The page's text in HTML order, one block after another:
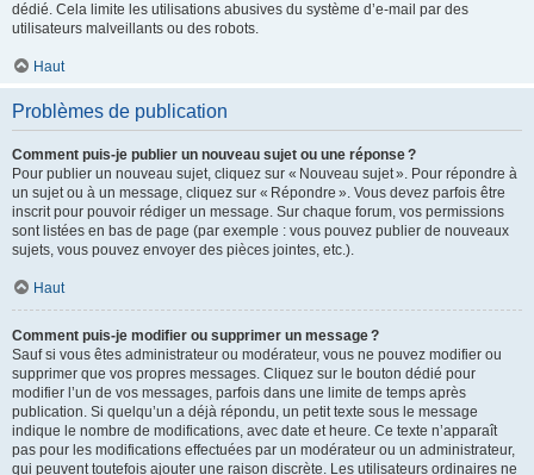
dédié. Cela limite les utilisations abusives du système d’e-mail par des
utilisateurs malveillants ou des robots.
Haut
Problèmes de publication
Comment puis-je publier un nouveau sujet ou une réponse ?
Pour publier un nouveau sujet, cliquez sur « Nouveau sujet ». Pour répondre à
un sujet ou à un message, cliquez sur « Répondre ». Vous devez parfois être
inscrit pour pouvoir rédiger un message. Sur chaque forum, vos permissions
sont listées en bas de page (par exemple : vous pouvez publier de nouveaux
sujets, vous pouvez envoyer des pièces jointes, etc.).
Haut
Comment puis-je modifier ou supprimer un message ?
Sauf si vous êtes administrateur ou modérateur, vous ne pouvez modifier ou
supprimer que vos propres messages. Cliquez sur le bouton dédié pour
modifier l’un de vos messages, parfois dans une limite de temps après
publication. Si quelqu’un a déjà répondu, un petit texte sous le message
indique le nombre de modifications, avec date et heure. Ce texte n’apparaît
pas pour les modifications effectuées par un modérateur ou un administrateur,
qui peuvent toutefois ajouter une raison discrète. Les utilisateurs ordinaires ne